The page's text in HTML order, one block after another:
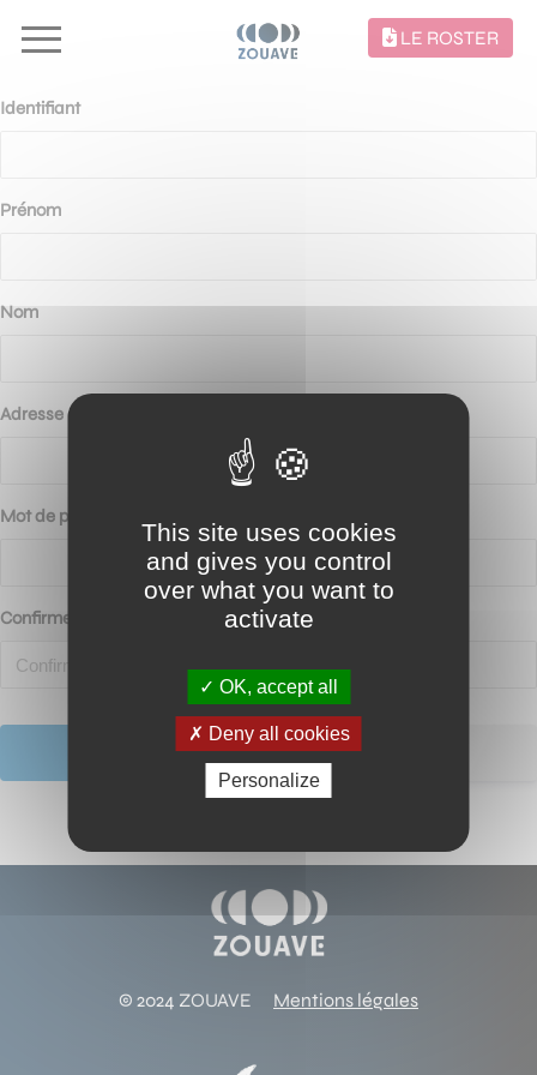
LE ROSTER
Identifiant
Prénom
Nom
Adresse e-mail
Mot de passe
Confirmer le Mot de passe
© 2024 ZOUAVE Mentions légales
This site uses cookies
and gives you control
over what you want to
activate
OK, accept all
Deny all cookies
Personalize